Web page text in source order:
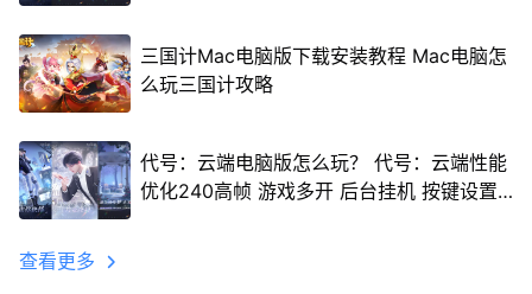
三国计Mac电脑版下载安装教程 Mac电脑怎
么玩三国计攻略
代号：云端电脑版怎么玩？ 代号：云端性能
优化240高帧 游戏多开 后台挂机 按键设置
查看更多